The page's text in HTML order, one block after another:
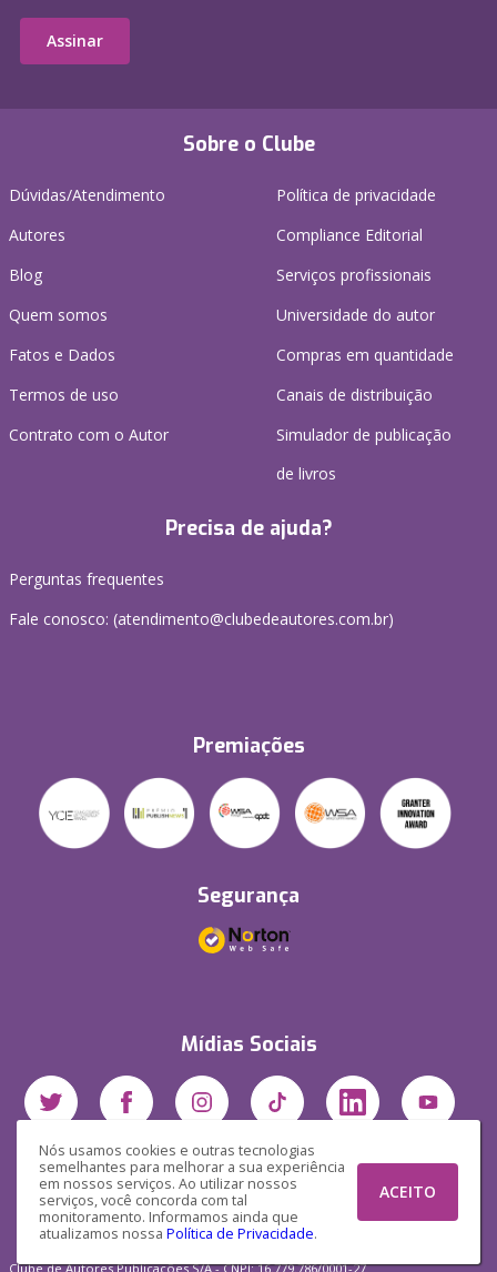
Nós usamos cookies e outras tecnologias
semelhantes para melhorar a sua experiência
em nossos serviços. Ao utilizar nossos
serviços, você concorda com tal
monitoramento. Informamos ainda que
atualizamos nossa Política de Privacidade.
ACEITO
Sobre o Clube
Dúvidas/Atendimento
Autores
Blog
Quem somos
Fatos e Dados
Termos de uso
Contrato com o Autor
Política de privacidade
Compliance Editorial
Serviços profissionais
Universidade do autor
Compras em quantidade
Canais de distribuição
Simulador de publicação
de livros
Precisa de ajuda?
Perguntas frequentes
Fale conosco: (atendimento@clubedeautores.com.br)
Premiações
Segurança
Mídias Sociais
Assinar
Clube de Autores Publicações S/A - CNPJ: 16.779.786/0001-27